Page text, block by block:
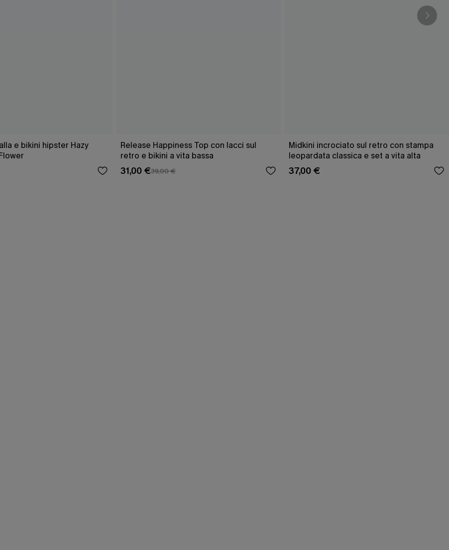
e bikini hipster Hazy
Release Happiness Top con lacci sul
retro e bikini a vita bassa
31,00 €39,00 €
Midkini incrociato sul retro con stampa
leopardata classica e set a vita alta
37,00 €